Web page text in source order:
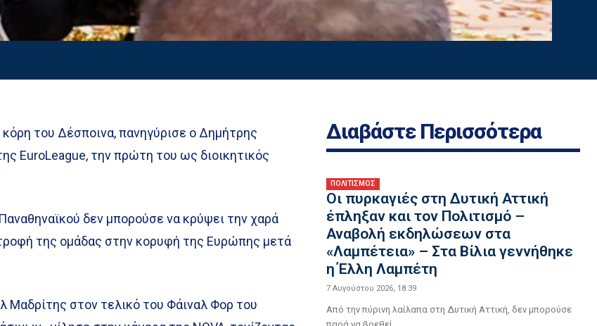
του Δέσποινα, πανηγύρισε ο Δημήτρης
EuroLeague, την πρώτη του ως διοικητικός
δεν μπορούσε να κρύψει την χαρά
της ομάδας στην κορυφή της Ευρώπης μετά
Μαδρίτης στον τελικό του Φάιναλ Φορ του
Διαβάστε Περισσότερα
ΠΟΛΙΤΙΣΜΟΣ
Οι πυρκαγιές στη Δυτική Αττική
έπληξαν και τον Πολιτισμό –
Αναβολή εκδηλώσεων στα
«Λαμπέτεια» – Στα Βίλια γεννήθηκε
η Έλλη Λαμπέτη
7 Αυγούστου 2026, 18:39
Από την πύρινη λαίλαπα στη Δυτική Αττική, δεν μπορούσε